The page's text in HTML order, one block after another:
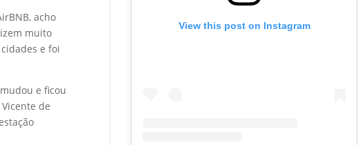
acho
muito
e foi
e ficou
de
View this post on Instagram